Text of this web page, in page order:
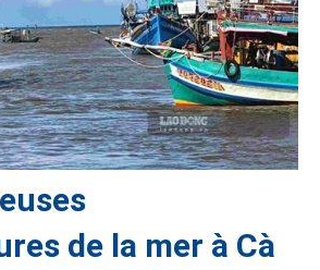
de la mer à Cà